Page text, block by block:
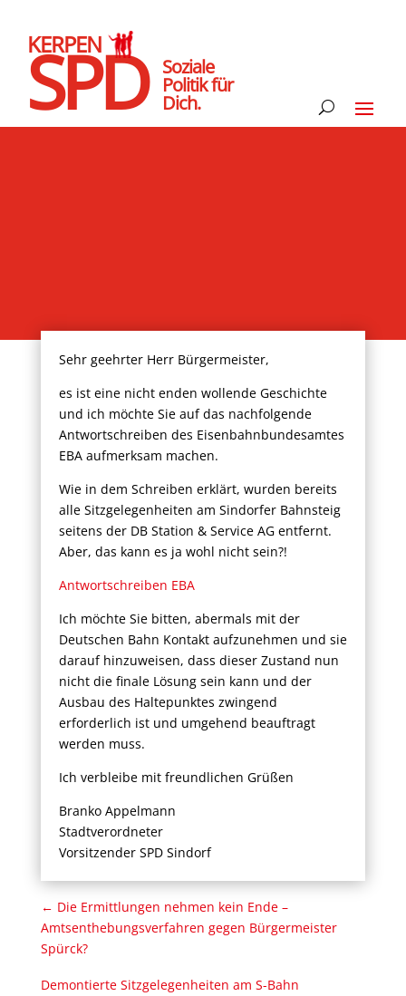
SPD
KERPEN
Soziale
Politik für
Dich.
Sehr geehrter Herr Bürgermeister,
es ist eine nicht enden wollende Geschichte
und ich möchte Sie auf das nachfolgende
Antwortschreiben des Eisenbahnbundesamtes
EBA aufmerksam machen.
Wie in dem Schreiben erklärt, wurden bereits
alle Sitzgelegenheiten am Sindorfer Bahnsteig
seitens der DB Station & Service AG entfernt.
Aber, das kann es ja wohl nicht sein?!
Antwortschreiben EBA
Ich möchte Sie bitten, abermals mit der
Deutschen Bahn Kontakt aufzunehmen und sie
darauf hinzuweisen, dass dieser Zustand nun
nicht die finale Lösung sein kann und der
Ausbau des Haltepunktes zwingend
erforderlich ist und umgehend beauftragt
werden muss.
Ich verbleibe mit freundlichen Grüßen
Branko Appelmann
Stadtverordneter
Vorsitzender SPD Sindorf
← Die Ermittlungen nehmen kein Ende –
Amtsenthebungsverfahren gegen Bürgermeister
Spürck?
Demontierte Sitzgelegenheiten am S-Bahn